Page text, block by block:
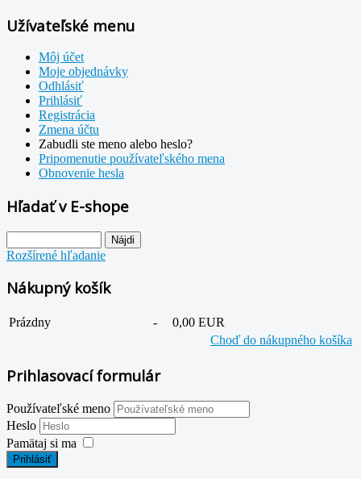
Užívateľské menu
Môj účet
Moje objednávky
Odhlásiť
Prihlásiť
Registrácia
Zmena účtu
Zabudli ste meno alebo heslo?
Pripomenutie používateľského mena
Obnovenie hesla
Hľadať v E-shope
Rozšírené hľadanie
Nákupný košík
Prázdny -
0,00 EUR
Choď do nákupného košíka
Prihlasovací formulár
Používateľské meno
Heslo
Pamätaj si ma
Prihlásiť